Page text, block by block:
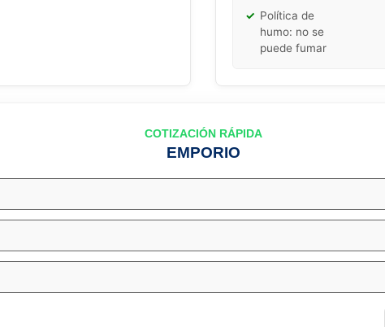
✓ Política de
humo: no se
puede fumar
COTIZACIÓN RÁPIDA
EMPORIO